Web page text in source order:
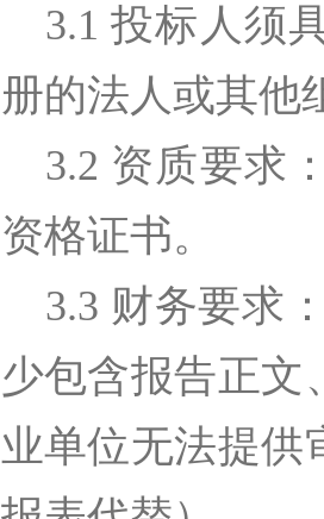
3.1 投标人须
册的法人或其他
3.2 资质要求
资格证书。
3.3 财务要求
少包含报告正文
业单位无法提供